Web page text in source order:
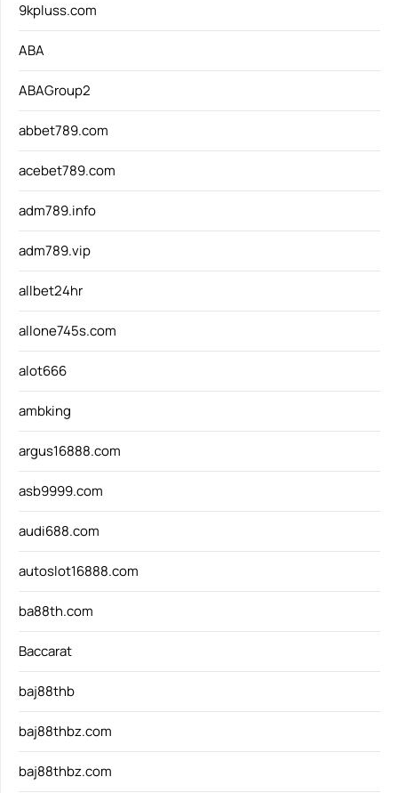
9kpluss.com
ABA
ABAGroup2
abbet789.com
acebet789.com
adm789.info
adm789.vip
allbet24hr
allone745s.com
alot666
ambking
argus16888.com
asb9999.com
audi688.com
autoslot16888.com
ba88th.com
Baccarat
baj88thb
baj88thbz.com
baj88thbz.com